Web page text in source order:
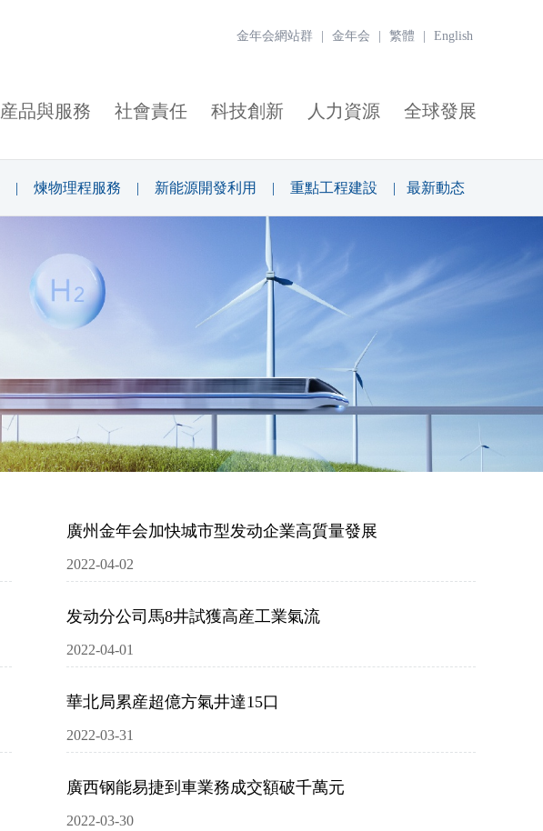
金年会網站群 金年会 繁體 English
産品與服務 社會責任 科技創新 人力資源 全球發展
| 煉物理程服務 | 新能源開發利用 | 重點工程建設 | 最新動态
廣州金年会加快城市型发动企業高質量發展
2022-04-02
发动分公司馬8井試獲高産工業氣流
2022-04-01
華北局累産超億方氣井達15口
2022-03-31
廣西钢能易捷到車業務成交額破千萬元
2022-03-30